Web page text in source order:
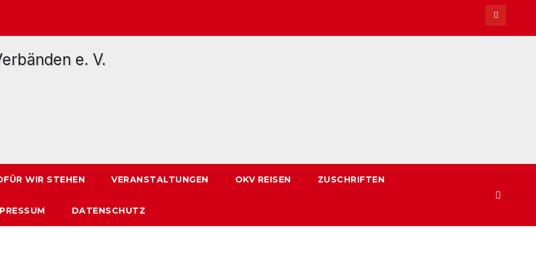
WIR STEHEN VERANSTALTUNGEN OKV REISEN ZUSCHRIFTEN
DATENSCHUTZ